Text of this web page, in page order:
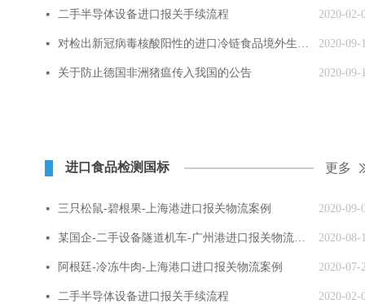
2020-02-
넷 二手半导体设备进口报关手续流程
2020-09-
넷 对检出新冠病毒核酸阳性的进口冷链食品境外生产企业实施紧急预防性措施
2020-09-
넷 关于防止德国非洲猪瘟传入我国的公告
2020-09-
넷 三只松鼠-碧根果-上海港进口报关物流案例
2020-08-
넷 某国企-二手设备隧道机车-广州港进口报关物流案例
2020-07-
넷 阿根廷-冷冻牛肉-上海港口进口报关物流案例
2020-02-
넷 二手半导体设备进口报关手续流程
进口食品检测国标 更多